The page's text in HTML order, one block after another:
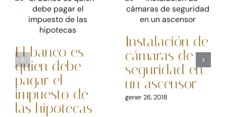
El banco es
quien debe
pagar el
impuesto de
las hipotecas
Instalación de
cámaras de
seguridad en
un ascensor
gener 26, 2018